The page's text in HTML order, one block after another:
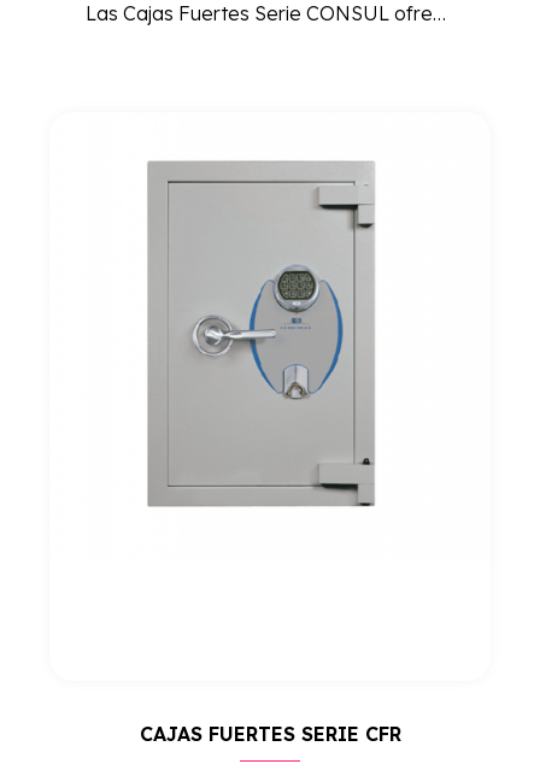
Las Cajas Fuertes Serie CONSUL ofrecen máxima seguridad para el almacenamiento de efectivo, documentos y objetos valiosos, siendo ideales para empresas y comercios que requieren protección avanzada.
CAJAS FUERTES SERIE CFR